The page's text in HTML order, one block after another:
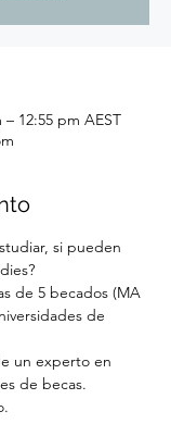
– 12:55 pm AEST
si pueden
de 5 becados (MA
de
un experto en
de becas.